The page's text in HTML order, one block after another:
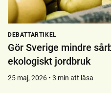
DEBATTARTIKEL
Gör Sverige mindre
ekologiskt jordbruk
25 maj, 2026 • 3 min att läsa